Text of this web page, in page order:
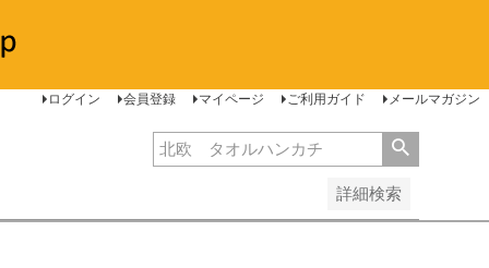
ログイン 会員登録 マイページ ご利用ガイド メールマガジン
詳細検索
順